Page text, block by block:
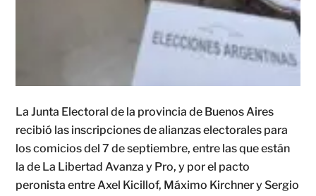
La Junta Electoral de la provincia de Buenos Aires
recibió las inscripciones de alianzas electorales para
los comicios del 7 de septiembre, entre las que están
la de La Libertad Avanza y Pro, y por el pacto
peronista entre Axel Kicillof, Máximo Kirchner y Sergio